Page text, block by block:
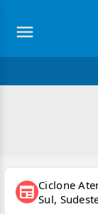
newspaper Ciclone
Sul,